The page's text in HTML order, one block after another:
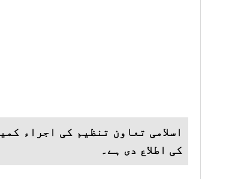
اسلامی تعاون تنظیم کی اجراء
کی اطلاع دی ہے۔